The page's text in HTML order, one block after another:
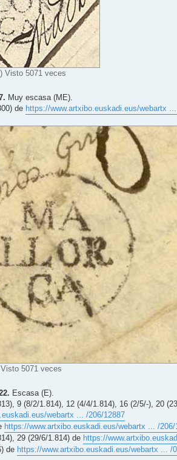
Visto 5071 veces
Muy escasa (ME).
de https://www.artxibo.euskadi.eus/webartx
5071 veces
Escasa (E).
9 (8/2/1.814), 12 (4/4/1.814), 16 (2/5/-), 20
webartx ... /206/12887
https://www.artxibo.euskadi.eus/webartx ... /206/
29 (29/6/1.814) de https://
de https://www.artxibo.euskadi.eus/webartx ... /